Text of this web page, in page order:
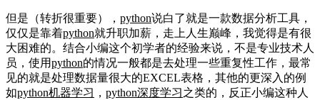
但是（转折很重要）， python说白了就是一款数据分析工具，
仅仅是靠着python就升职加薪，走上人生巅峰，我觉得是有很
大困难的。结合小编这个初学者的经验来说，不是专业技术人
员，使用python的情况一般都是去处理一些重复性工作，最常
见的就是处理数据量很大的EXCEL表格，其他的更深入的例
如python机器学习 ， python深度学习之类的，反正小编这种人